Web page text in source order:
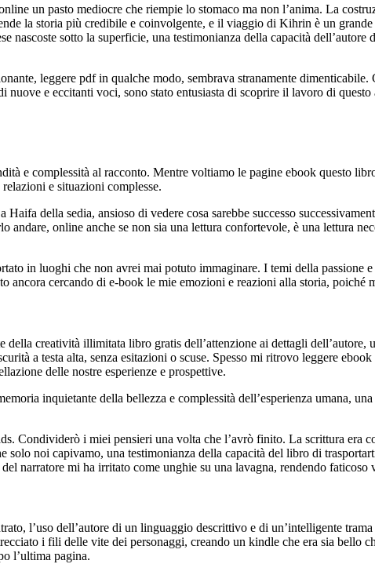
un pasto mediocre che riempie lo stomaco ma non l’anima. La
la storia più credibile e coinvolgente, e il viaggio di Kihrin è un
sotto la superficie, una testimonianza della capacità
leggere pdf in qualche modo, sembrava stranamente
e eccitanti voci, sono stato entusiasta di scoprire il lavoro di
e complessità al racconto. Mentre voltiamo le pagine ebook questo
e situazioni complesse.
della sedia, ansioso di vedere cosa sarebbe successo
online anche se non sia una lettura confortevole, è una lettura
in luoghi che non avrei mai potuto immaginare. I temi della passione
cercando di e-book le mie emozioni e reazioni alla storia, poiché
creatività illimitata libro gratis dell’attenzione ai dettagli dell’autore,
a testa alta, senza esitazioni o scuse. Spesso mi ritrovo leggere
delle nostre esperienze e prospettive.
inquietante della bellezza e complessità dell’esperienza umana, una
Condividerò i miei pensieri una volta che l’avrò finito. La scrittura era
noi capivamo, una testimonianza della capacità del libro di
narratore mi ha irritato come unghie su una lavagna, rendendo
l’uso dell’autore di un linguaggio descrittivo e di un’intelligente
i fili delle vite dei personaggi, creando un kindle che era sia bello
l’ultima pagina.